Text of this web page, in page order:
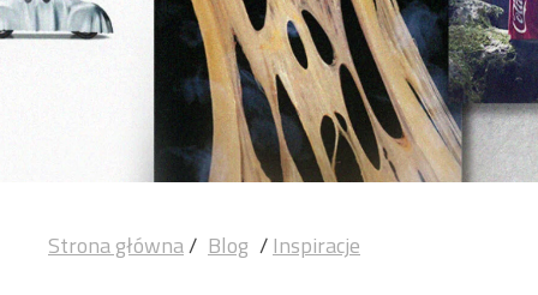
Strona główna/ Blog /Inspiracje